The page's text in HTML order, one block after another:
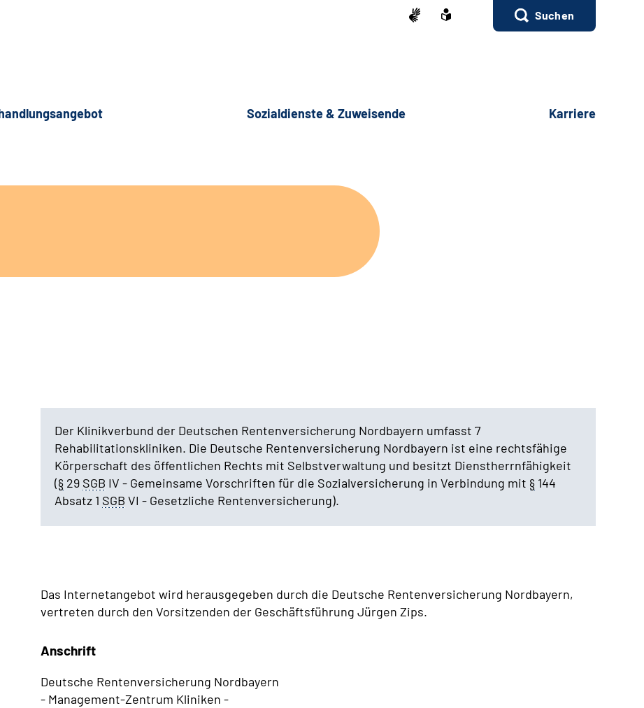
Suchen
Sozialdienste & Zuweisende Karriere
Der Klinikverbund der Deutschen Rentenversicherung Nordbayern umfasst 7
Rehabilitationskliniken. Die Deutsche Rentenversicherung Nordbayern ist eine rechtsfähige
Körperschaft des öffentlichen Rechts mit Selbstverwaltung und besitzt Dienstherrnfähigkeit
(§ 29 SGB IV - Gemeinsame Vorschriften für die Sozialversicherung in Verbindung mit § 144
Absatz 1 SGB VI - Gesetzliche Rentenversicherung).
Das Internetangebot wird herausgegeben durch die Deutsche Rentenversicherung Nordbayern,
vertreten durch den Vorsitzenden der Geschäftsführung Jürgen Zips.
Anschrift
Deutsche Rentenversicherung Nordbayern
- Management-Zentrum Kliniken -